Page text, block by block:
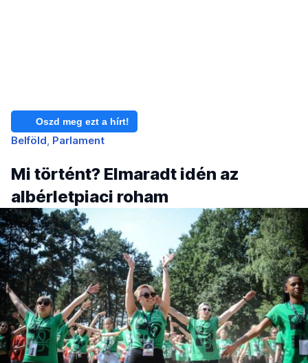
Oszd meg ezt a hírt!
Belföld Parlament
Mi történt? Elmaradt idén az
albérletpiaci roham